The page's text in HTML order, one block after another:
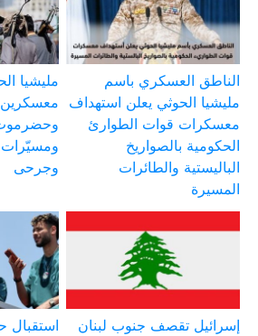
الناطق العسكري باسم
مليشيا الحوثي يعلن استهداف
معسكرات قوات الطوارئ
الحكومية بالصواريخ
الباليستية والطائرات
المسيرة
مليشيا
وجرحى
إسرائيل تقصف جنوب لبنان
استقبال